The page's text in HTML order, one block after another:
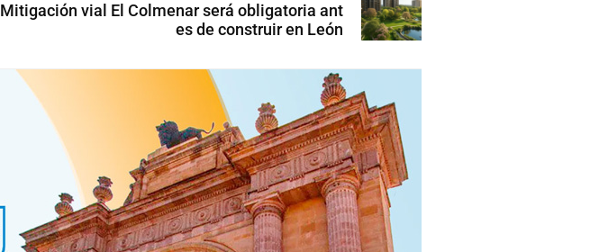
Mitigación vial El Colmenar será obligatoria ant
es de construir en León